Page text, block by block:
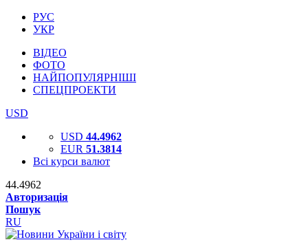
РУС
УКР
ВІДЕО
ФОТО
НАЙПОПУЛЯРНІШІ
СПЕЦПРОЕКТИ
USD
USD 44.4962
EUR 51.3814
Всі курси валют
44.4962
Авторизація
Пошук
RU